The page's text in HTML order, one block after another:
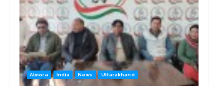
Almora India News Uttarakhand